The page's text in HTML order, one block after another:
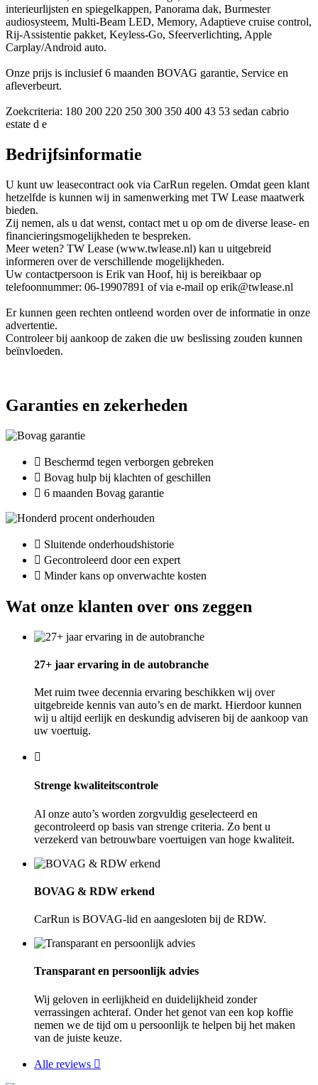
interieurlijsten en spiegelkappen, Panorama dak, Burmester
audiosysteem, Multi-Beam LED, Memory, Adaptieve cruise control,
Rij-Assistentie pakket, Keyless-Go, Sfeerverlichting, Apple
Carplay/Android auto.
Onze prijs is inclusief 6 maanden BOVAG garantie, Service en
afleverbeurt.
Zoekcriteria: 180 200 220 250 300 350 400 43 53 sedan cabrio
estate d e
Bedrijfsinformatie
U kunt uw leasecontract ook via CarRun regelen. Omdat geen klant
hetzelfde is kunnen wij in samenwerking met TW Lease maatwerk
bieden.
Zij nemen, als u dat wenst, contact met u op om de diverse lease- en
financieringsmogelijkheden te bespreken.
Meer weten? TW Lease (www.twlease.nl) kan u uitgebreid
informeren over de verschillende mogelijkheden.
Uw contactpersoon is Erik van Hoof, hij is bereikbaar op
telefoonnummer: 06-19907891 of via e-mail op erik@twlease.nl
Er kunnen geen rechten ontleend worden over de informatie in onze
advertentie.
Controleer bij aankoop de zaken die uw beslissing zouden kunnen
beïnvloeden.
Garanties en zekerheden
Beschermd tegen verborgen gebreken
Bovag hulp bij klachten of geschillen
6 maanden Bovag garantie
Sluitende onderhoudshistorie
Gecontroleerd door een expert
Minder kans op onverwachte kosten
Wat onze klanten over ons zeggen
27+ jaar ervaring in de autobranche
Met ruim twee decennia ervaring beschikken wij over
uitgebreide kennis van auto’s en de markt. Hierdoor kunnen
wij u altijd eerlijk en deskundig adviseren bij de aankoop van
uw voertuig.
Strenge kwaliteitscontrole
Al onze auto’s worden zorgvuldig geselecteerd en
gecontroleerd op basis van strenge criteria. Zo bent u
verzekerd van betrouwbare voertuigen van hoge kwaliteit.
BOVAG & RDW erkend
CarRun is BOVAG-lid en aangesloten bij de RDW.
Transparant en persoonlijk advies
Wij geloven in eerlijkheid en duidelijkheid zonder
verrassingen achteraf. Onder het genot van een kop koffie
nemen we de tijd om u persoonlijk te helpen bij het maken
van de juiste keuze.
Alle reviews